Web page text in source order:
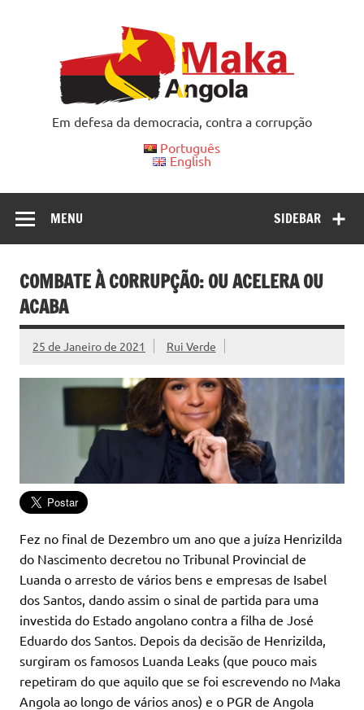
Em defesa da democracia, contra a corrupção
Português
English
SIDEBAR
MENU
COMBATE À CORRUPÇÃO: OU ACELERA OU
ACABA
25 de Janeiro de 2021 Rui Verde
Fez no final de Dezembro um ano que a juíza Henrizilda
do Nascimento decretou no Tribunal Provincial de
Luanda o arresto de vários bens e empresas de Isabel
dos Santos, dando assim o sinal de partida para uma
investida do Estado angolano contra a filha de José
Eduardo dos Santos. Depois da decisão de Henrizilda,
surgiram os famosos Luanda Leaks (que pouco mais
repetiram do que aquilo que se foi escrevendo no Maka
Angola ao longo de vários anos) e o PGR de Angola